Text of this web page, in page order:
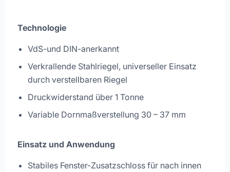
Technologie
VdS-und DIN-anerkannt
Verkrallende Stahlriegel, universeller Einsatz
durch verstellbaren Riegel
Druckwiderstand über 1 Tonne
Variable Dornmaßverstellung 30 – 37 mm
Einsatz und Anwendung
Stabiles Fenster-Zusatzschloss für nach innen